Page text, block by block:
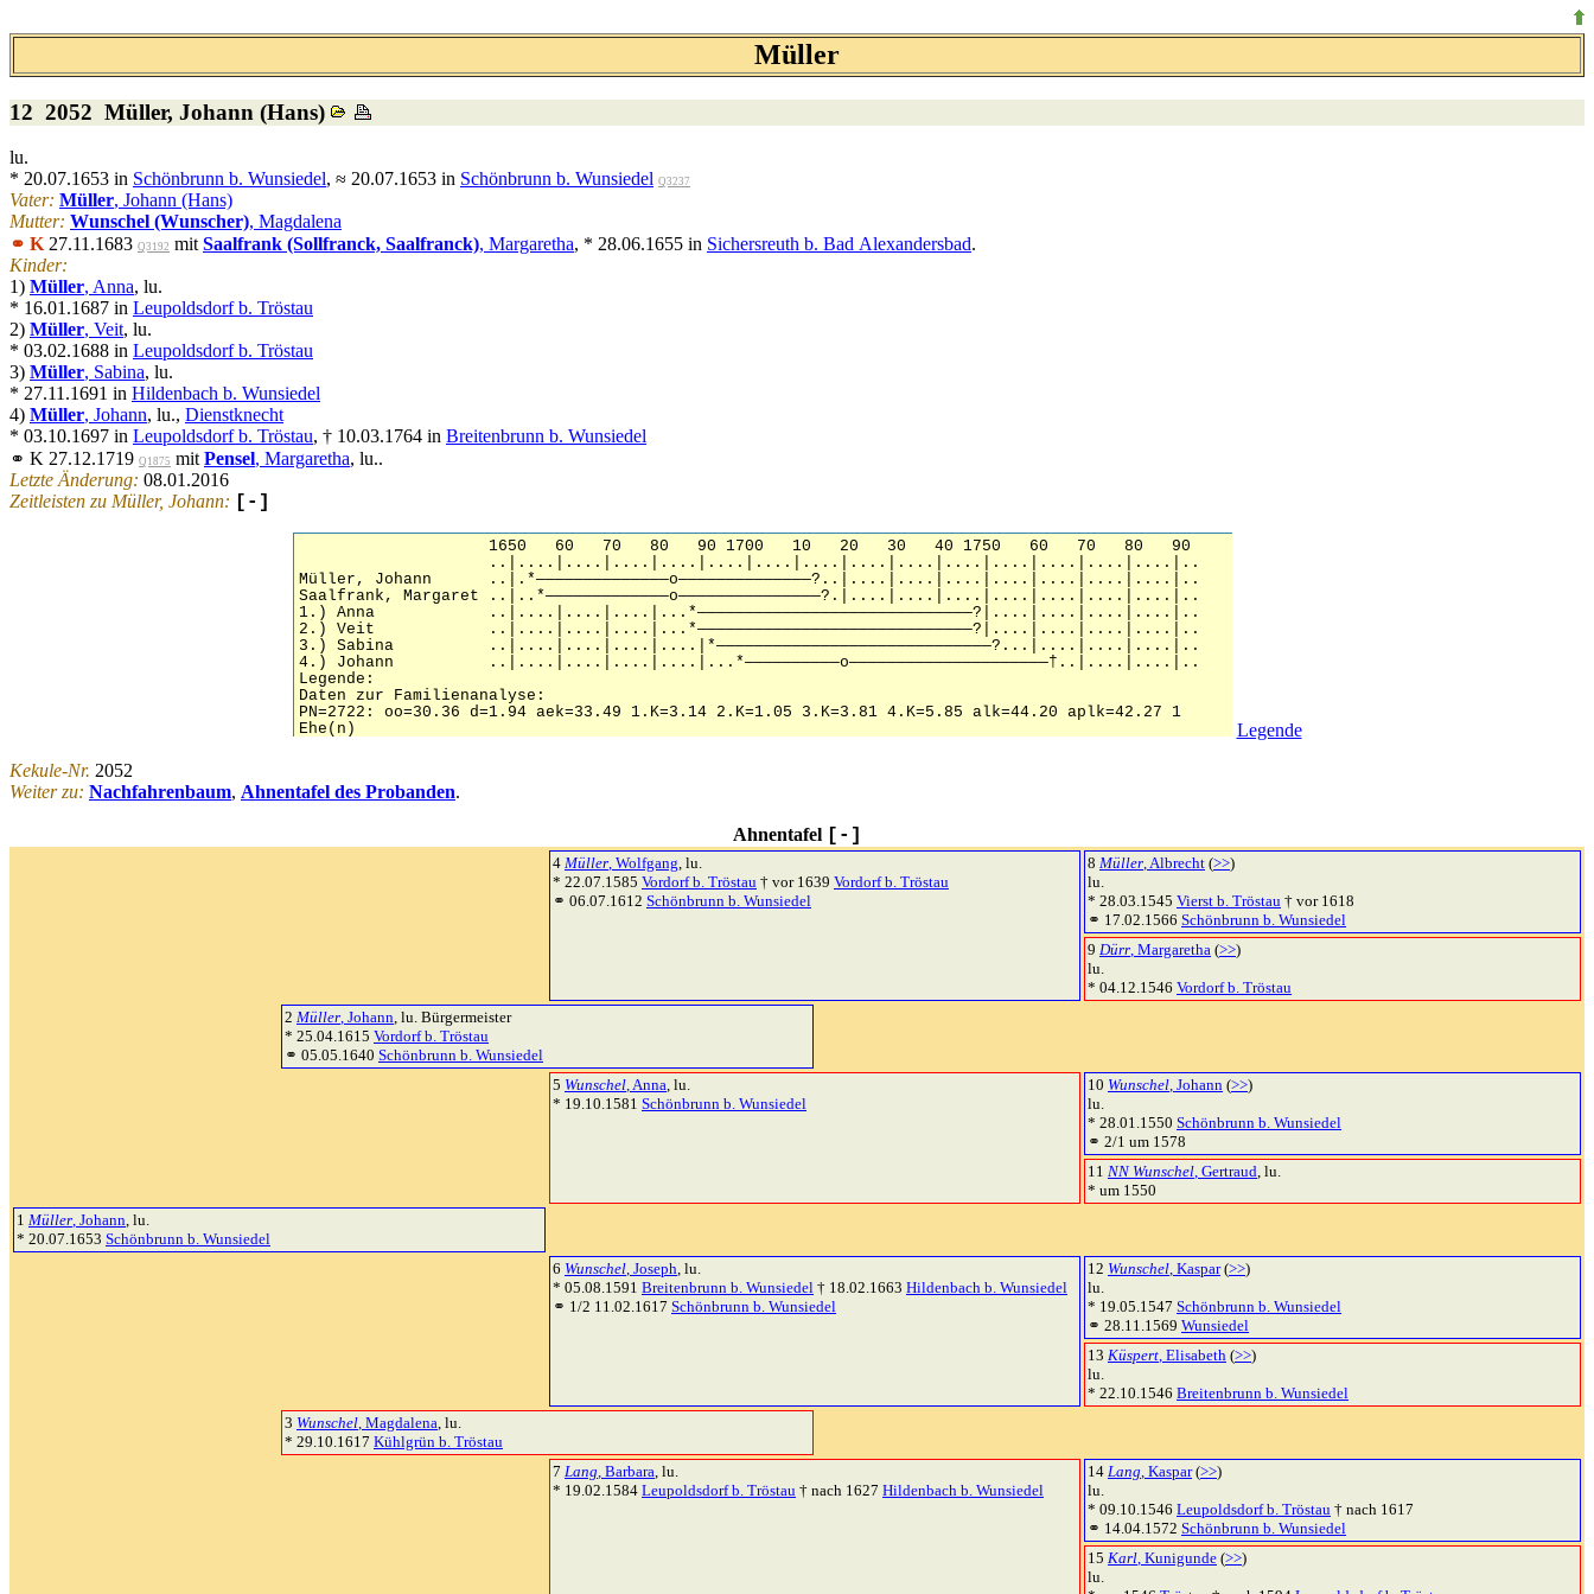
Müller
12 2052 Müller, Johann (Hans)
lu.
* 20.07.1653 in Schönbrunn b. Wunsiedel, ≈ 20.07.1653 in Schönbrunn b. Wunsiedel Q3237
Vater: Müller, Johann (Hans)
Mutter: Wunschel (Wunscher), Magdalena
⚭ K27.11.1683 Q3192 mitSaalfrank (Sollfranck, Saalfranck), Margaretha, * 28.06.1655 in Sichersreuth b. Bad Alexandersbad.
Kinder:
1) Müller, Anna, lu.
* 16.01.1687 in Leupoldsdorf b. Tröstau
2) Müller, Veit, lu.
* 03.02.1688 in Leupoldsdorf b. Tröstau
3) Müller, Sabina, lu.
* 27.11.1691 in Hildenbach b. Wunsiedel
4) Müller, Johann, lu., Dienstknecht
* 03.10.1697 in Leupoldsdorf b. Tröstau, † 10.03.1764 in Breitenbrunn b. Wunsiedel
⚭ K 27.12.1719 Q1875 mitPensel, Margaretha, lu..
Letzte Änderung: 08.01.2016
Zeitleisten zu Müller, Johann:
[-]
Legende
Kekule-Nr. 2052
Weiter zu: Nachfahrenbaum, Ahnentafel des Probanden.
Ahnentafel [-]
4 Müller, Wolfgang, lu.
* 22.07.1585 Vordorf b. Tröstau † vor 1639 Vordorf b. Tröstau
⚭ 06.07.1612 Schönbrunn b. Wunsiedel
8 Müller, Albrecht (>>)
lu.
* 28.03.1545 Vierst b. Tröstau † vor 1618
⚭ 17.02.1566 Schönbrunn b. Wunsiedel
9 Dürr, Margaretha (>>)
lu.
* 04.12.1546 Vordorf b. Tröstau
2 Müller, Johann, lu. Bürgermeister
* 25.04.1615 Vordorf b. Tröstau
⚭ 05.05.1640 Schönbrunn b. Wunsiedel
5 Wunschel, Anna, lu.
* 19.10.1581 Schönbrunn b. Wunsiedel
10 Wunschel, Johann (>>)
lu.
* 28.01.1550 Schönbrunn b. Wunsiedel
⚭ 2/1 um 1578
11 NN Wunschel, Gertraud, lu.
* um 1550
1 Müller, Johann, lu.
* 20.07.1653 Schönbrunn b. Wunsiedel
6 Wunschel, Joseph, lu.
* 05.08.1591 Breitenbrunn b. Wunsiedel † 18.02.1663 Hildenbach b. Wunsiedel
⚭ 1/2 11.02.1617 Schönbrunn b. Wunsiedel
12 Wunschel, Kaspar(>>)
lu.
* 19.05.1547 Schönbrunn b. Wunsiedel
⚭ 28.11.1569 Wunsiedel
13 Küspert, Elisabeth (>>)
lu.
* 22.10.1546 Breitenbrunn b. Wunsiedel
3 Wunschel, Magdalena, lu.
* 29.10.1617 Kühlgrün b. Tröstau
7 Lang, Barbara, lu.
* 19.02.1584 Leupoldsdorf b. Tröstau † nach 1627 Hildenbach b. Wunsiedel
14 Lang, Kaspar(>>)
lu.
* 09.10.1546 Leupoldsdorf b. Tröstau † nach 1617
⚭ 14.04.1572 Schönbrunn b. Wunsiedel
15 Karl, Kunigunde (>>)
lu.